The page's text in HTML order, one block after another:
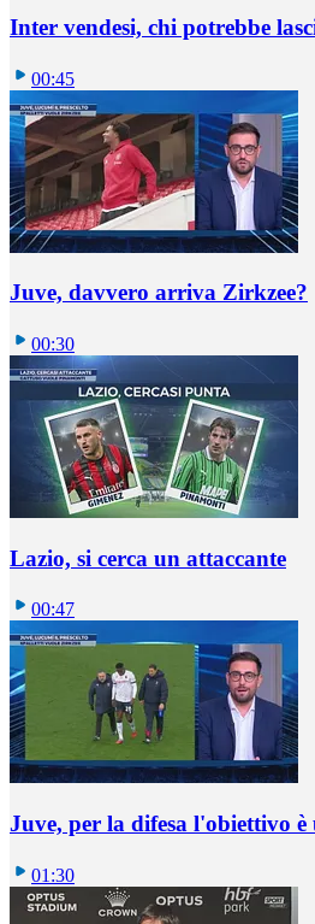
Inter vendesi, chi potrebbe
00:45
Juve, davvero arriva Zirkzee?
00:30
Lazio, si cerca un attaccante
00:47
Juve, per la difesa l'obiettivo
01:30